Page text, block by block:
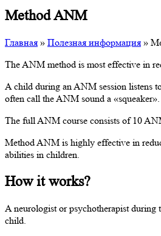
Method ANM
Главная » Полезная информация »
The ANM method is most effective in
A child during an ANM session listens
often call the ANM sound a «squeaker».
The full ANM course consists of 10
Method ANM is highly effective in
abilities in children.
How it works?
A neurologist or psychotherapist during
child.